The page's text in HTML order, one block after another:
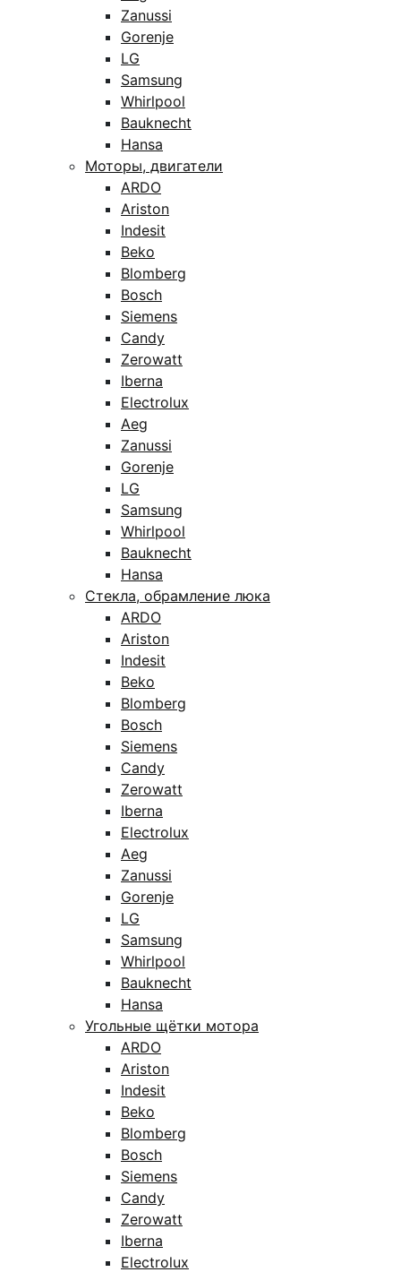
Zanussi
Gorenje
LG
Samsung
Whirlpool
Bauknecht
Hansa
Моторы, двигатели
ARDO
Ariston
Indesit
Beko
Blomberg
Bosch
Siemens
Candy
Zerowatt
Iberna
Electrolux
Aeg
Zanussi
Gorenje
LG
Samsung
Whirlpool
Bauknecht
Hansa
Стекла, обрамление люка
ARDO
Ariston
Indesit
Beko
Blomberg
Bosch
Siemens
Candy
Zerowatt
Iberna
Electrolux
Aeg
Zanussi
Gorenje
LG
Samsung
Whirlpool
Bauknecht
Hansa
Угольные щётки мотора
ARDO
Ariston
Indesit
Beko
Blomberg
Bosch
Siemens
Candy
Zerowatt
Iberna
Electrolux